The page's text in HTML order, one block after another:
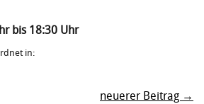
bis 18:30 Uhr
in:
neuerer Beitrag →